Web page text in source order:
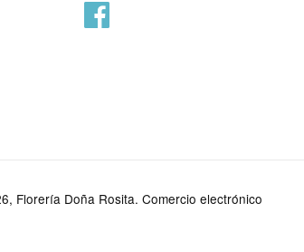
Florería Doña Rosita. Comercio electrónico